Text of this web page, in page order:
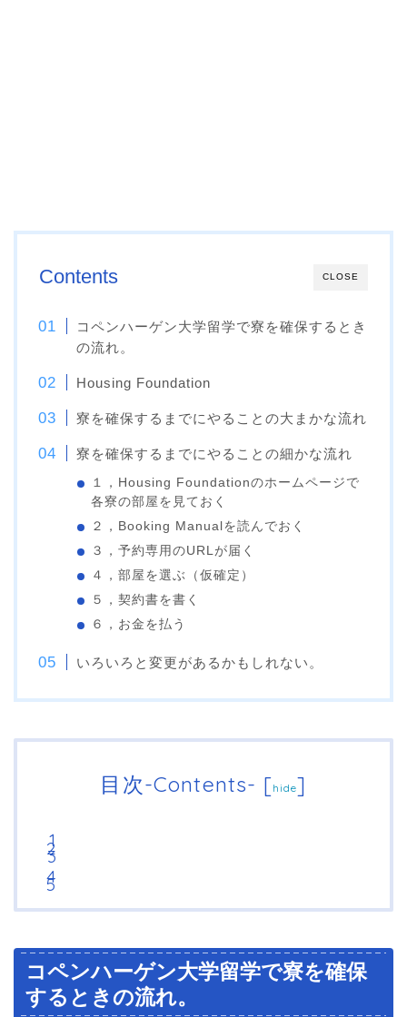
CLOSE
Contents
コペンハーゲン大学留学で寮を確保するとき
の流れ。
Housing Foundation
寮を確保するまでにやることの大まかな流れ
寮を確保するまでにやることの細かな流れ
１，Housing Foundationのホームページで
各寮の部屋を見ておく
２，Booking Manualを読んでおく
３，予約専用のURLが届く
４，部屋を選ぶ（仮確定）
５，契約書を書く
６，お金を払う
いろいろと変更があるかもしれない。
目次-Contents- [hide]
コペンハーゲン大学留学で寮を確保
するときの流れ。